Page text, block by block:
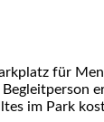
für
Begleitperson
im Park